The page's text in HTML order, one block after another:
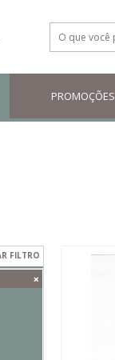
PROMOÇÕES
FILTRO
+